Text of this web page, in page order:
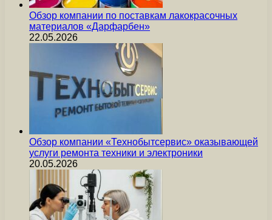
Обзор компании по поставкам лакокрасочных
материалов «Дарфарбен»
22.05.2026
Обзор компании «Технобытсервис» оказывающей
услуги ремонта техники и электроники
20.05.2026